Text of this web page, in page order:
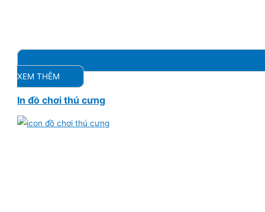
XEM THÊM
In đồ chơi thú cưng